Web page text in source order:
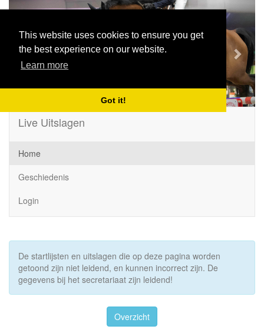
This website uses cookies to ensure you get
the best experience on our website.
Learn more
Got it!
Previous Next
Live Uitslagen
Home
Geschiedenis
Login
De startlijsten en uitslagen die op deze pagina worden
getoond zijn niet leidend, en kunnen incorrect zijn. De
gegevens bij het secretariaat zijn leidend!
Overzicht